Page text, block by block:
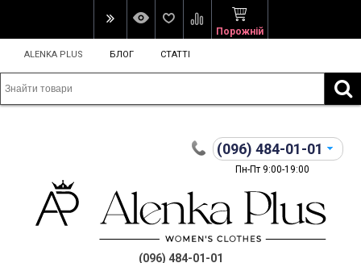
Порожній
ALENKA PLUS БЛОГ СТАТТІ
(096) 484-01-01
Пн-Пт 9:00-19:00
(096) 484-01-01